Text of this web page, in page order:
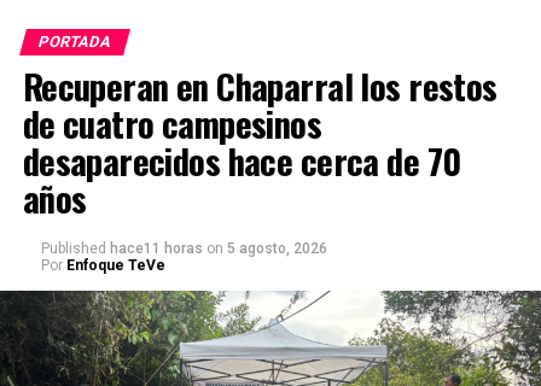
PORTADA
Recuperan en Chaparral los restos
de cuatro campesinos
desaparecidos hace cerca de 70
años
Published hace11 horas on 5 agosto, 2026
Por Enfoque TeVe